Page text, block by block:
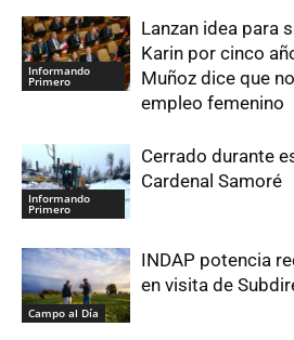
Informando
Primero
Lanzan idea para
Karin por cinco
Muñoz dice que
empleo femenino
Informando
Primero
Cerrado durante
Cardenal Samoré
Campo al Día
INDAP potencia
en visita de